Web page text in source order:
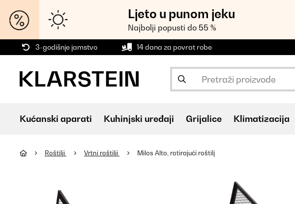
Ljeto u punom jeku
Najbolji popusti do 55 %
3-godišnje jamstvo 14 dana za povrat robe
Kućanski aparati Kuhinjski uređaji Grijalice Klimatizacija
Roštilji Vrtni roštilji Milos Alto, rotirajući roštilj